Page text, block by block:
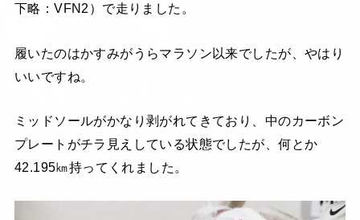
下略：VFN2）で走りました。
履いたのはかすみがうらマラソン以来でしたが、やはり
いいですね。
ミッドソールがかなり剥がれてきており、中のカーボン
プレートがチラ見えしている状態でしたが、何とか
42.195㎞持ってくれました。